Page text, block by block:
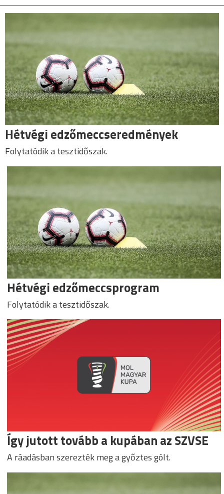
Hétvégi edzőmeccseredmények
Folytatódik a tesztidőszak.
Hétvégi edzőmeccsprogram
Folytatódik a tesztidőszak.
Így jutott tovább a kupában az SZVSE
A ráadásban szerezték meg a győztes gólt.